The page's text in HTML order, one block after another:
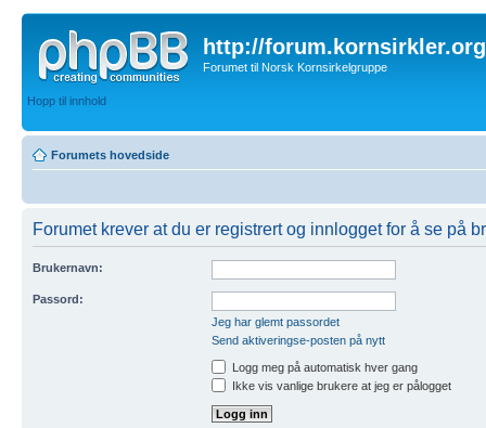
http://forum.kornsirkler.org
Forumet til Norsk Kornsirkelgruppe
Hopp til innhold
Forumets hovedside
Forumet krever at du er registrert og innlogget for å se på
Brukernavn:
Passord:
Jeg har glemt passordet
Send aktiveringse-posten på nytt
Logg meg på automatisk hver gang
Ikke vis vanlige brukere at jeg er pålogget